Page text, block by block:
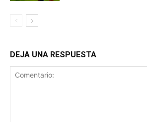
DEJA UNA RESPUESTA